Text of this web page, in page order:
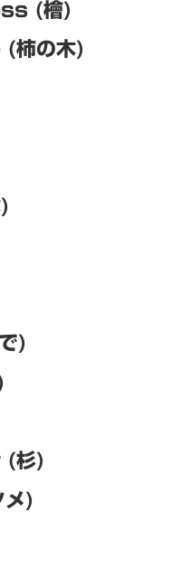
(檜)
柿の木)
)
杉)
メ)